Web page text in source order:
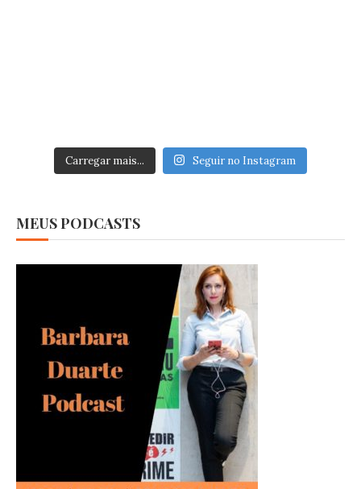
Carregar mais... Seguir no Instagram
MEUS PODCASTS